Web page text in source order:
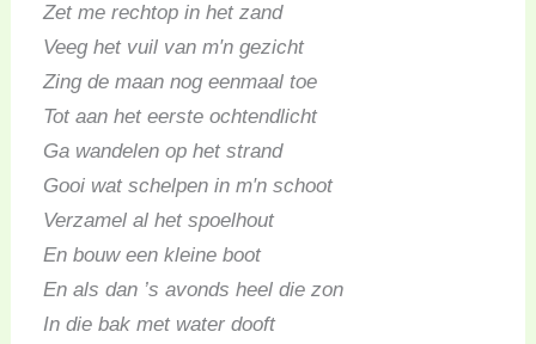
Zet me rechtop in het zand
Veeg het vuil van m′n gezicht
Zing de maan nog eenmaal toe
Tot aan het eerste ochtendlicht
Ga wandelen op het strand
Gooi wat schelpen in m′n schoot
Verzamel al het spoelhout
En bouw een kleine boot
En als dan ’s avonds heel die zon
In die bak met water dooft